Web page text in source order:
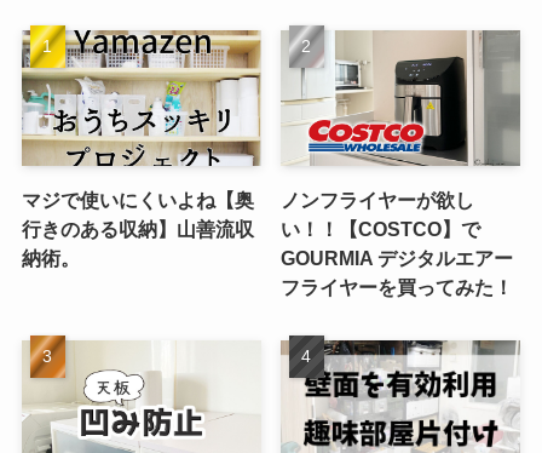
マジで使いにくいよね【奥
行きのある収納】山善流収
納術。
ノンフライヤーが欲し
い！！【COSTCO】で
GOURMIA デジタルエアー
フライヤーを買ってみた！